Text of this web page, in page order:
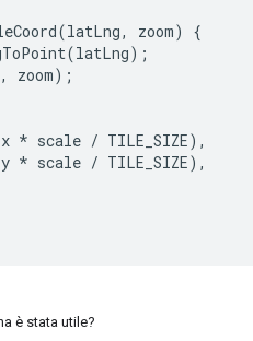
(latLng, zoom)
{
(latLng);
, zoom);
x * scale / TILE_SIZE),
y * scale / TILE_SIZE),
è stata utile?